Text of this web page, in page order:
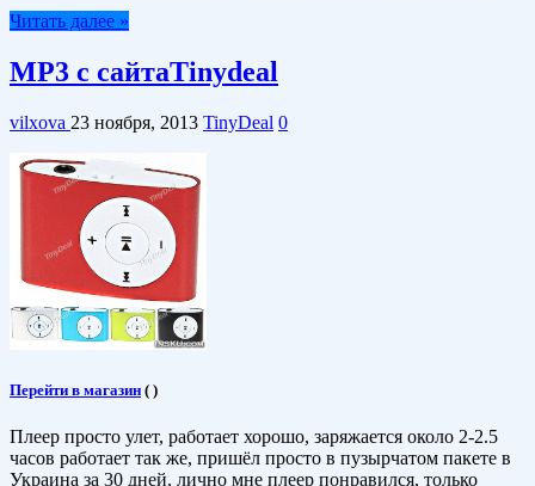
Читать далее »
MP3 c cайтаTinydeal
vilxova 23 ноября, 2013 TinyDeal 0
Перейти в магазин ( )
Плеер просто улет, работает хорошо, заряжается около 2-2.5
часов работает так же, пришёл просто в пузырчатом пакете в
Украина за 30 дней, лично мне плеер понравился, только